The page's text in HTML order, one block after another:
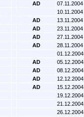
AD 07.11.2004
10.11.2004
AD 13.11.2004
AD 23.11.2004
AD 27.11.2004
AD 28.11.2004
01.12.2004
AD 05.12.2004
AD 08.12.2004
AD 12.12.2004
AD 15.12.2004
19.12.2004
21.12.2004
26.12.2004